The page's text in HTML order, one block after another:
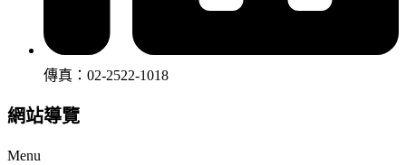
傳真：02-2522-1018
網站導覽
Menu